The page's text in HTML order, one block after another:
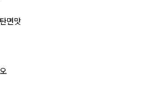
면맛